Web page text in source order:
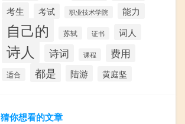
考生 考试 职业技术学院 能力
自己的 苏轼 证书 词人
诗人 诗词 课程 费用
适合 都是 陆游 黄庭坚
猜你想看的文章